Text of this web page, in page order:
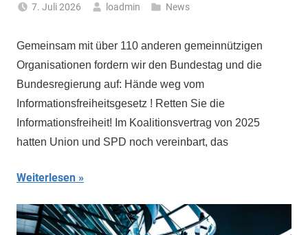
7. Juli 2026 loadmin News
Gemeinsam mit über 110 anderen gemeinnützigen
Organisationen fordern wir den Bundestag und die
Bundesregierung auf: Hände weg vom
Informationsfreiheitsgesetz ! Retten Sie die
Informationsfreiheit! Im Koalitionsvertrag von 2025
hatten Union und SPD noch vereinbart, das
Weiterlesen